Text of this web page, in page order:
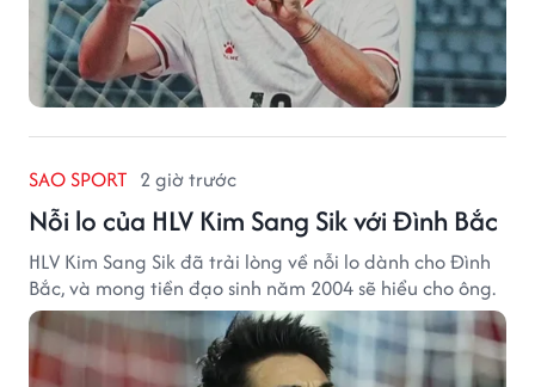
SAO SPORT 2 giờ trước
Nỗi lo của HLV Kim Sang Sik với Đình Bắc
HLV Kim Sang Sik đã trải lòng về nỗi lo dành cho Đình
Bắc, và mong tiền đạo sinh năm 2004 sẽ hiểu cho ông.